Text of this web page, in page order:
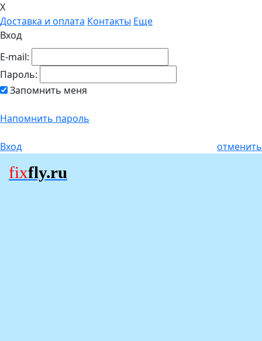
X
Доставка и оплата Контакты Еще
Вход
E-mail:
Пароль:
Запомнить меня
Напомнить пароль
Вход отменить
fixfly.ru